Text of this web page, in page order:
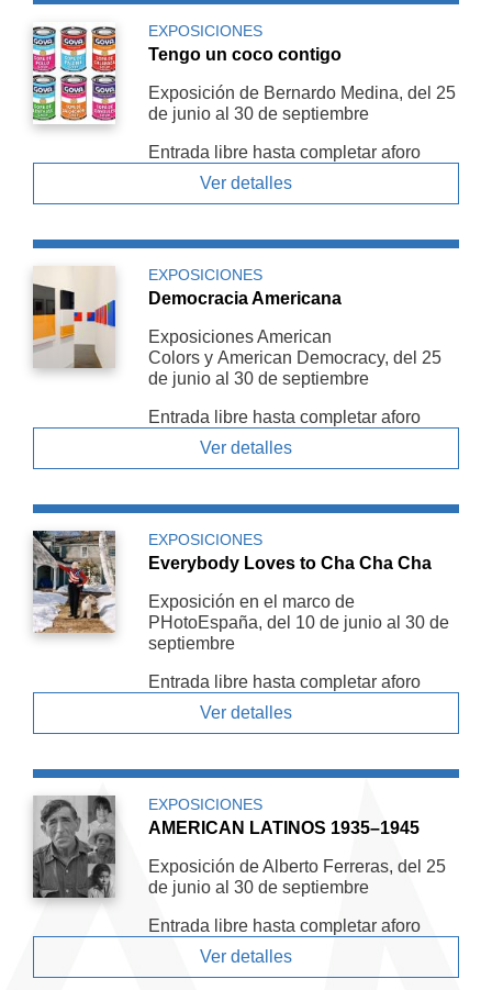
EXPOSICIONES
Tengo un coco contigo
Exposición de Bernardo Medina, del 25
de junio al 30 de septiembre
Entrada libre hasta completar aforo
Ver detalles
EXPOSICIONES
Democracia Americana
Exposiciones American
Colors y American De­mocracy, del 25
de junio al 30 de septiembre
Entrada libre hasta completar aforo
Ver detalles
EXPOSICIONES
Everybody Loves to Cha Cha Cha
Exposición en el marco de
PHotoEspaña, del 10 de junio al 30 de
septiembre
Entrada libre hasta completar aforo
Ver detalles
EXPOSICIONES
AMERICAN LATINOS 1935–1945
Exposición de Alberto Ferreras, del 25
de junio al 30 de septiembre
Entrada libre hasta completar aforo
Ver detalles